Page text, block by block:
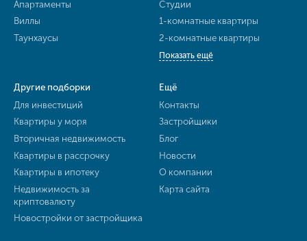
Апартаменты
Виллы
Таунхаусы
Студии
1-комнатные квартиры
2-комнатные квартиры
Показать ещё
Другие подборки
Для инвестиций
Квартиры у моря
Вторичная недвижимость
Квартиры в рассрочку
Квартиры в ипотеку
Недвижимость за
криптовалюту
Новостройки от застройщика
Ещё
Контакты
Застройщики
Блог
Новости
О компании
Карта сайта